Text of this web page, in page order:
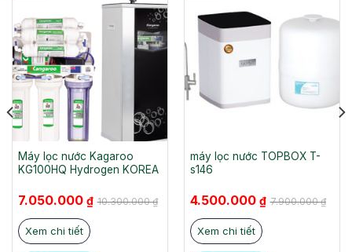
Máy lọc nước Kagaroo
KG100HQ Hydrogen KOREA
10.300.000₫
Giá
gốc
10.300.000 ₫.
7.050.000 ₫
Giá
hiện
là:
7.050.000 ₫.
Xem chi tiết
máy lọc nước TOPBOX T-
s146
7.900.000₫
Giá
gốc
7.900.000 ₫.
4.500.000 ₫
Giá
hiện
là:
4.500.000 ₫.
Xem chi tiết